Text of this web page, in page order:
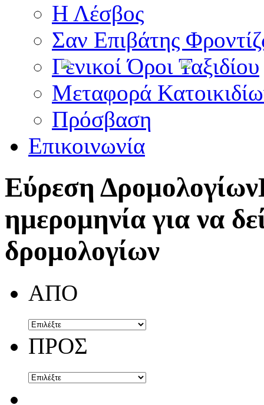
Η Λέσβος
Σαν Επιβάτης
Γενικοί Όροι Ταξιδίου
Μεταφορά
Πρόσβαση
Επικοινωνία
Εύρεση Δρομολογίων
ημερομηνία για να
δρομολογίων
ΑΠΟ
ΠΡΟΣ